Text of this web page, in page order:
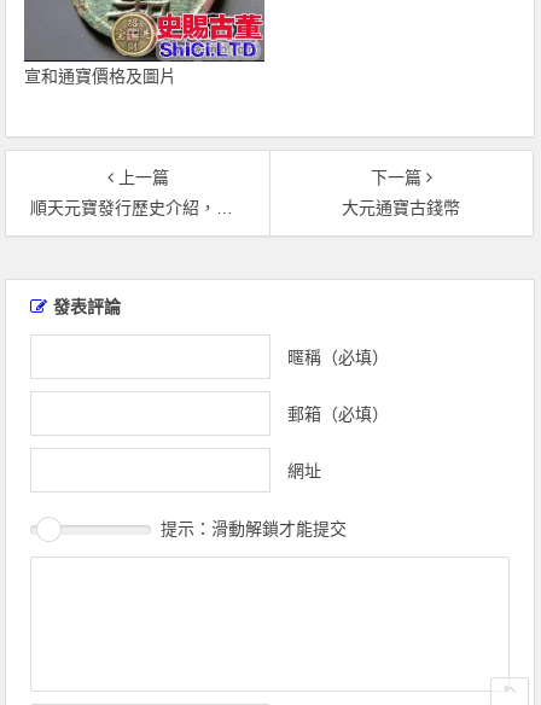
宣和通寶價格及圖片
上一篇
順天元寶發行歷史介紹，順天元寶價值分析
下一篇
大元通寶古錢幣
發表評論
暱稱（必填）
郵箱（必填）
網址
提示：滑動解鎖才能提交